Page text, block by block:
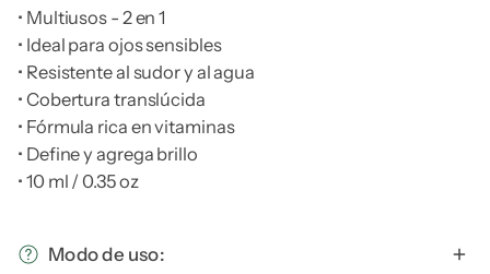
• Multiusos - 2 en 1
• Ideal para ojos sensibles
• Resistente al sudor y al agua
• Cobertura translúcida
• Fórmula rica en vitaminas
• Define y agrega brillo
• 10 ml / 0.35 oz
Modo de uso: